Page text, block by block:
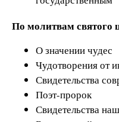
По молитвам святого
О значении чудес
Чудотворения от
Свидетельства
Поэт-пророк
Свидетельства